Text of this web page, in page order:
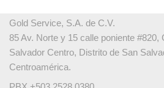
Gold Service, S.A. de C.V.
85 Av. Norte y 15 calle poniente #820,
Salvador Centro, Distrito de San
Centroamérica.